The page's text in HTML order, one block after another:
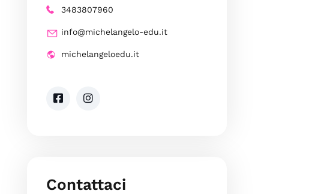
3483807960
info@michelangelo-edu.it
michelangeloedu.it
Contattaci